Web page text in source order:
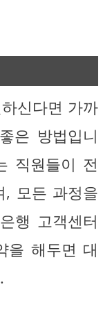
신다면 가까
은 방법입니
직원들이 전
, 모든 과정을
행 고객센터
을 해두면 대